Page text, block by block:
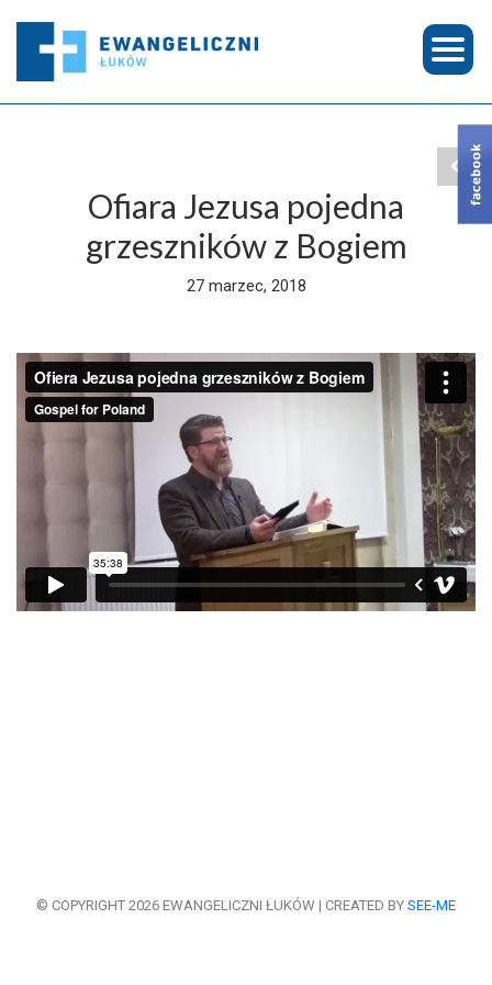
Ofiara Jezusa pojedna
grzeszników z Bogiem
27 marzec, 2018
© COPYRIGHT 2026 EWANGELICZNI ŁUKÓW | CREATED BY SEE-ME